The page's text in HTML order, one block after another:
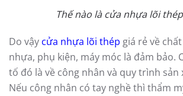
Thế nào là cửa nhựa lõi
Do vậy cửa nhựa lõi thép giá rẻ về
nhựa, phụ kiện, máy móc là đảm bảo.
tố đó là về công nhân và quy trình sản
Nếu công nhân có tay nghề thì thẩm